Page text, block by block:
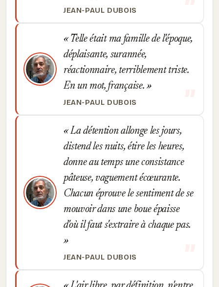
JEAN-PAUL DUBOIS
Telle était ma famille de l'époque,
déplaisante, surannée,
réactionnaire, terriblement triste.
En un mot, française.
JEAN-PAUL DUBOIS
La détention allonge les jours,
distend les nuits, étire les heures,
donne au temps une consistance
pâteuse, vaguement écœurante.
Chacun éprouve le sentiment de se
mouvoir dans une boue épaisse
d'où il faut s'extraire à chaque pas.
JEAN-PAUL DUBOIS